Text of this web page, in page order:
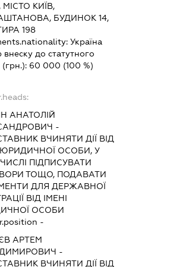
МІСТО КИЇВ,
БУДИНОК 14,
198
Україна
внеску до статутного
60 000 (100 %)
АНАТОЛІЙ
-
ВЧИНЯТИ ДІЇ ВІД
ЮРИДИЧНОЇ ОСОБИ, У
ПІДПИСУВАТИ
ТОЩО, ПОДАВАТИ
ДЛЯ ДЕРЖАВНОЇ
ВІД ІМЕНІ
ОСОБИ
-
АРТЕМ
-
ВЧИНЯТИ ДІЇ ВІД